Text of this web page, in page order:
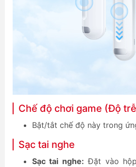
Chế độ chơi game (Độ
Bật/tắt chế độ này trong
Sạc tai nghe
Sạc tai nghe: Đặt vào